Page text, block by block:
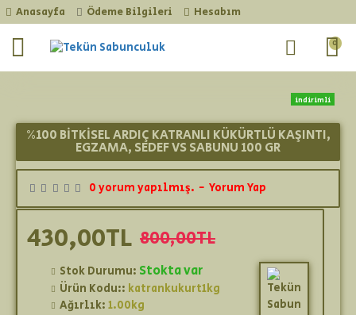
Anasayfa Ödeme Bilgileri Hesabım
0
indirimli
%100 BITKISEL ARDIÇ KATRANLI KÜKÜRTLÜ KAŞINTI,
EGZAMA, SEDEF VS SABUNU 100 GR
0 yorum yapılmış. - Yorum Yap
430,00TL 800,00TL
Stok Durumu: Stokta var
Ürün Kodu:: katrankukurt1kg
Ağırlık: 1.00kg